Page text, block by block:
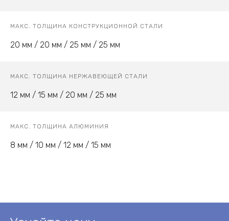
МАКС. ТОЛЩИНА КОНСТРУКЦИОННОЙ СТАЛИ
20 мм / 20 мм / 25 мм / 25 мм
МАКС. ТОЛЩИНА НЕРЖАВЕЮЩЕЙ СТАЛИ
12 мм / 15 мм / 20 мм / 25 мм
МАКС. ТОЛЩИНА АЛЮМИНИЯ
8 мм / 10 мм / 12 мм / 15 мм